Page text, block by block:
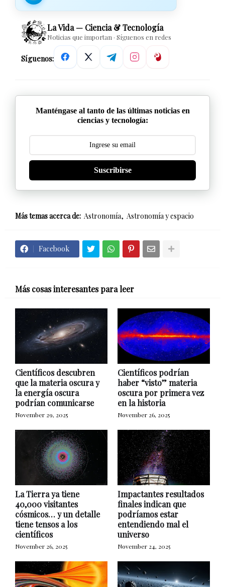
La Vida — Ciencia & Tecnología
Noticias que importan · Síguenos en redes
Síguenos:
Manténgase al tanto de las últimas noticias en
ciencias y tecnología:
Suscribirse
Más temas acerca de: Astronomía Astronomía y espacio
Facebook
Más cosas interesantes para leer
Científicos descubren
que la materia oscura y
la energía oscura
podrían comunicarse
November 29, 2025
Científicos podrían
haber “visto” materia
oscura por primera vez
en la historia
November 26, 2025
La Tierra ya tiene
40,000 visitantes
cósmicos… y un detalle
tiene tensos a los
científicos
November 26, 2025
Impactantes resultados
finales indican que
podríamos estar
entendiendo mal el
universo
November 24, 2025